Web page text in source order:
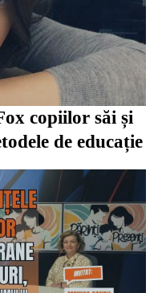
copiilor săi și
de educație